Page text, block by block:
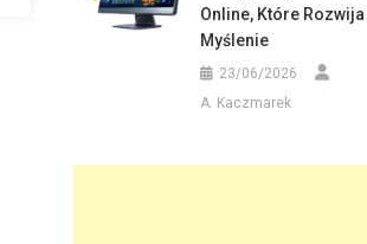
Online, Które
Myślenie
23/06/2026
A. Kaczmarek